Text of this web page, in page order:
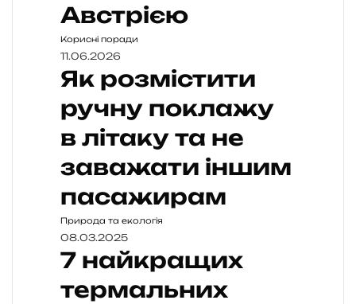
Австрією
Корисні поради
11.06.2026
Як розмістити
ручну поклажу
в літаку та не
заважати іншим
пасажирам
Природа та екологія
08.03.2025
7 найкращих
термальних